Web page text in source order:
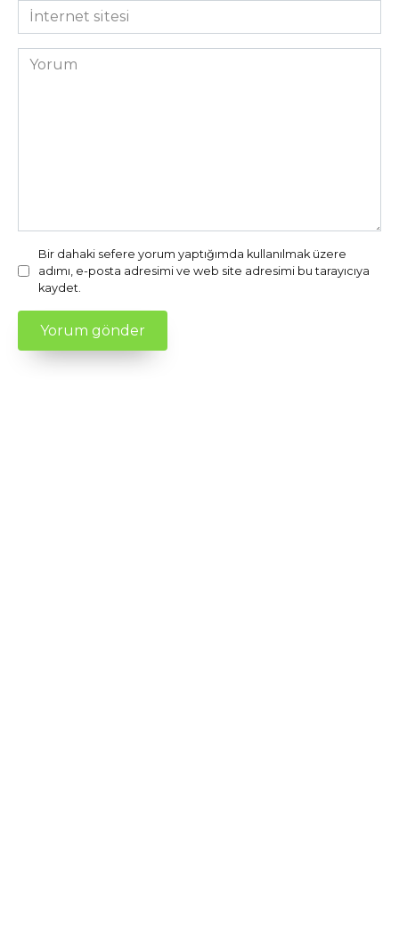
*İnternet
sitesi
Yorum
Bir dahaki sefere yorum yaptığımda kullanılmak üzere
adımı, e-posta adresimi ve web site adresimi bu tarayıcıya
kaydet.